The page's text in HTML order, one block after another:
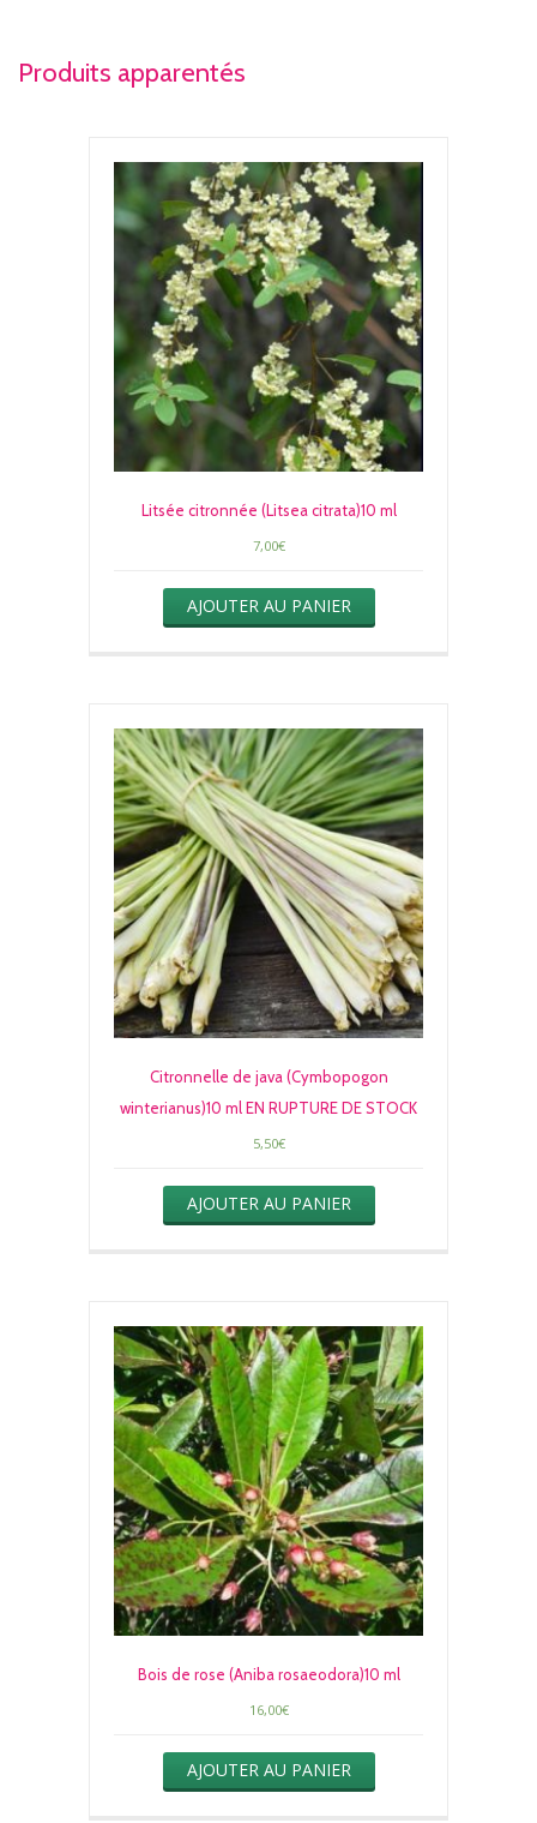
Produits apparentés
Litsée citronnée (Litsea citrata)10 ml
7,00€
AJOUTER AU PANIER
Citronnelle de java (Cymbopogon
winterianus)10 ml EN RUPTURE DE STOCK
5,50€
AJOUTER AU PANIER
Bois de rose (Aniba rosaeodora)10 ml
16,00€
AJOUTER AU PANIER